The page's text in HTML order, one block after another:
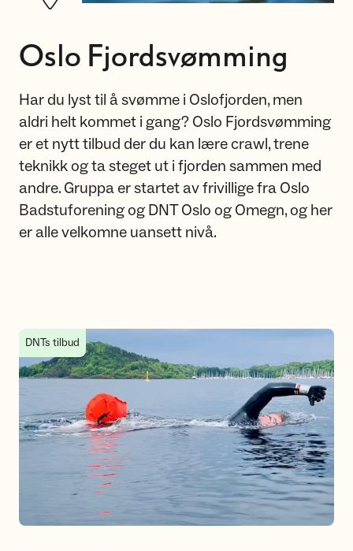
Oslo Fjordsvømming
Har du lyst til å svømme i Oslofjorden, men
aldri helt kommet i gang? Oslo Fjordsvømming
er et nytt tilbud der du kan lære crawl, trene
teknikk og ta steget ut i fjorden sammen med
andre. Gruppa er startet av frivillige fra Oslo
Badstuforening og DNT Oslo og Omegn, og her
er alle velkomne uansett nivå.
Bli med på fjordsvømming i sommer
DNTs tilbud